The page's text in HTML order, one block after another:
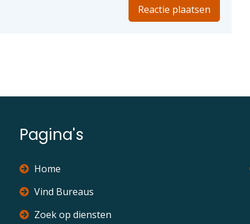
Pagina's
Home
Vind Bureaus
Zoek op diensten